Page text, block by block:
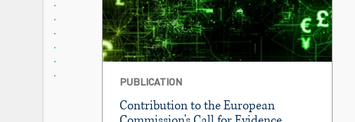
PUBLICATION
Contribution to the European